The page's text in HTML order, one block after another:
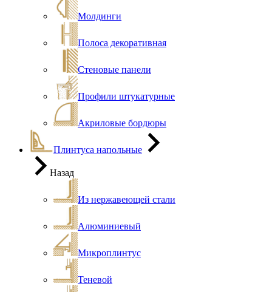
Молдинги
Полоса декоративная
Стеновые панели
Профили штукатурные
Акриловые бордюры
Плинтуса напольные
Назад
Из нержавеющей стали
Алюминиевый
Микроплинтус
Теневой